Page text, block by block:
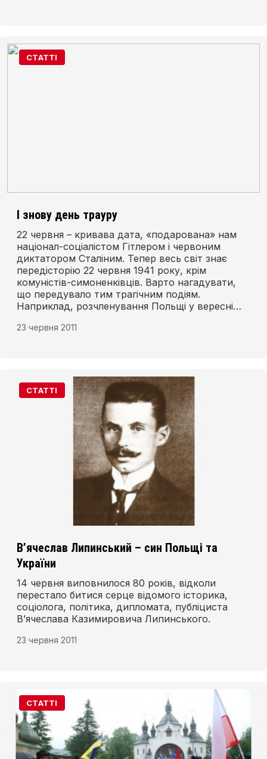
СТАТТІ
І знову день трауру
22 червня – кривава дата, «подарована» нам
націонал-соціалістом Гітлером і червоним
диктатором Сталіним. Тепер весь світ знає
передісторію 22 червня 1941 року, крім
комуністів-симоненківців. Варто нагадувати,
що передувало тим трагічним подіям.
Наприклад, розчленування Польщі у вересні
23 червня 2011
СТАТТІ
В’ячеслав Липинський – син Польщі та
України
14 червня виповнилося 80 років, відколи
перестало битися серце відомого історика,
соціолога, політика, дипломата, публіциста
В’ячеслава Казимировича Липинського.
23 червня 2011
СТАТТІ